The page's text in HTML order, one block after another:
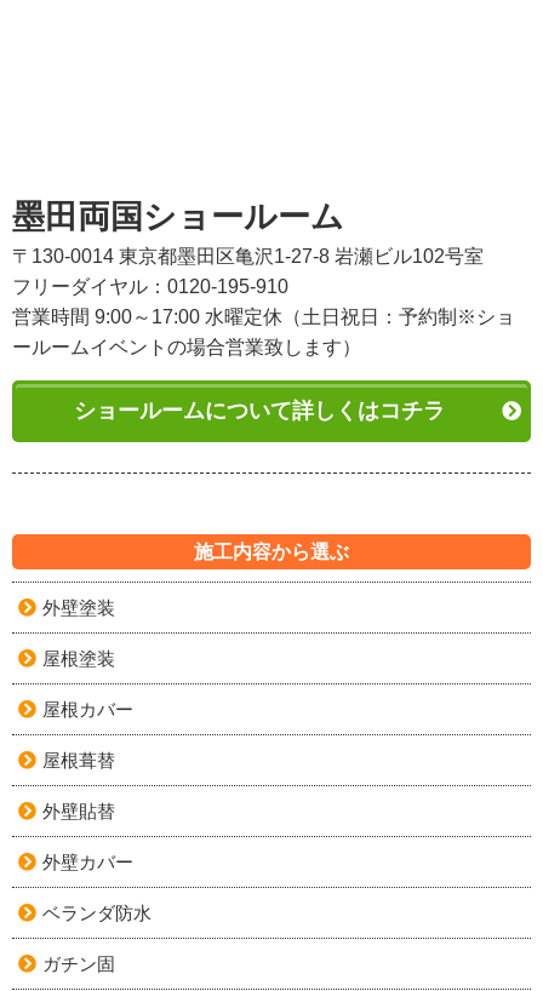
墨田両国ショールーム
〒130-0014 東京都墨田区亀沢1-27-8 岩瀬ビル102号室
フリーダイヤル：0120-195-910
営業時間 9:00～17:00 水曜定休（土日祝日：予約制※ショ
ールームイベントの場合営業致します）
ショールームについて詳しくはコチラ
施工内容から選ぶ
外壁塗装
屋根塗装
屋根カバー
屋根葺替
外壁貼替
外壁カバー
ベランダ防水
ガチン固